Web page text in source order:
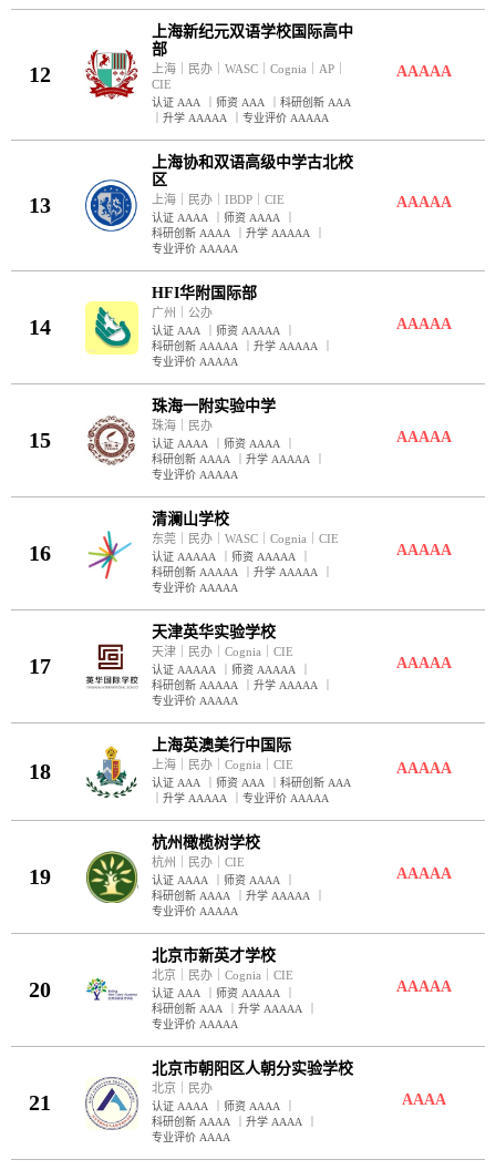
12
上海新纪元双语学校国际高中
部
上海 民办 ｜WASC ｜Cognia AP
CIE
认证 AAA 师资 AAA ｜科研创新 AAA
｜升学 AAAAA ｜专业评价 AAAAA
AAAAA
13
上海协和双语高级中学古北校
区
上海 民办 ｜IBDP ｜CIE
认证 AAAA 师资 AAAA
科研创新 AAAA
｜升学 AAAAA
专业评价 AAAAA
AAAAA
14
HFI华附国际部
广州 公办
认证 AAA 师资 AAAAA
科研创新 AAAAA
｜升学 AAAAA
专业评价 AAAAA
AAAAA
15
珠海一附实验中学
珠海 民办
认证 AAAA 师资 AAAA
科研创新 AAAA
｜升学 AAAAA
专业评价 AAAAA
AAAAA
16
清澜山学校
东莞 民办 ｜WASC ｜Cognia ｜CIE
认证 AAAAA 师资 AAAAA
科研创新 AAAAA
｜升学 AAAAA
专业评价 AAAAA
AAAAA
17
天津英华实验学校
天津 民办 ｜Cognia ｜CIE
认证 AAAAA 师资 AAAAA
科研创新 AAAAA
｜升学 AAAAA
专业评价 AAAAA
AAAAA
18
上海英澳美行中国际
上海 民办 ｜Cognia ｜CIE
认证 AAA 师资 AAA ｜科研创新 AAA
｜升学 AAAAA ｜专业评价 AAAAA
AAAAA
19
杭州橄榄树学校
杭州 民办 ｜CIE
认证 AAAA 师资 AAAA
科研创新 AAAA
｜升学 AAAAA
专业评价 AAAAA
AAAAA
20
北京市新英才学校
北京 民办 ｜Cognia ｜CIE
认证 AAA 师资 AAAAA
科研创新 AAA
｜升学 AAAAA
专业评价 AAAAA
AAAAA
21
北京市朝阳区人朝分实验学校
北京 民办
认证 AAAA 师资 AAAA
科研创新 AAAA
｜升学 AAAA
专业评价 AAAA
AAAA